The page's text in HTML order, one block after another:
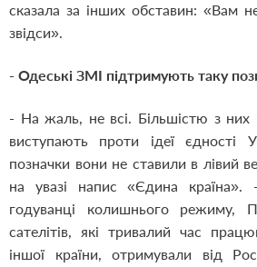
сказала за інших обставин: «Вам
звідси».
- Одеські ЗМІ підтримують таку
- На жаль, не всі. Більшістю з них
виступають проти ідеї єдності
позначки вони не ставили в лівий
на увазі напис «Єдина
годуванці колишнього режиму,
сателітів, які тривалий час
іншої країни, отримували від